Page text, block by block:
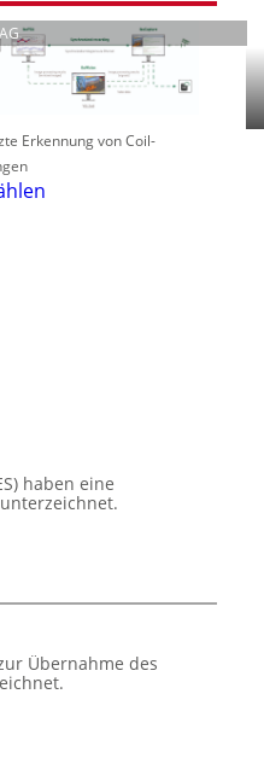
Erkennung von Coil-
haben eine
Übernahme des